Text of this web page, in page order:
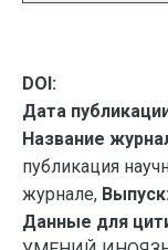
DOI:
Дата
Название
публикация
журнале, Выпуск:
Данные для